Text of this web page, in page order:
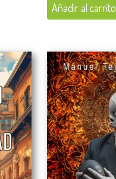
Añadir al carrito